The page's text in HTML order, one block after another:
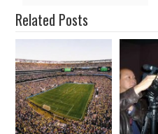
Related Posts